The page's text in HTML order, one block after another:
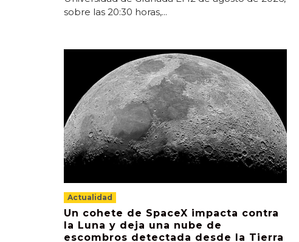
sobre las 20:30 horas,...
Actualidad
Un cohete de SpaceX impacta contra
la Luna y deja una nube de
escombros detectada desde la Tierra